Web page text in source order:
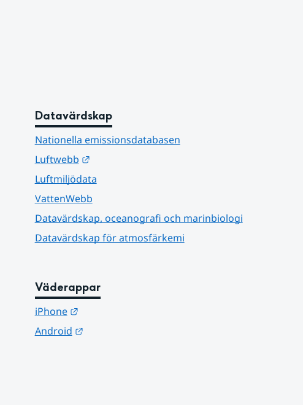
Datavärdskap
Nationella emissionsdatabasen
Luftwebb
Länk till annan webbplats.
Luftmiljödata
VattenWebb
Datavärdskap, oceanografi och marinbiologi
Datavärdskap för atmosfärkemi
Väderappar
iPhone
Länk till annan webbplats.
Android
Länk till annan webbplats.